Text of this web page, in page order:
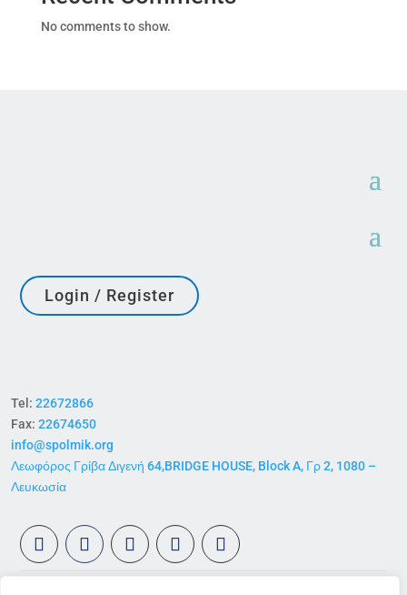
No comments to show.
Login / Register
Tel:22672866
Fax:22674650
info@spolmik.org
Λεωφόρος Γρίβα Διγενή 64,BRIDGE HOUSE, Block A, Γρ 2, 1080 –
Λευκωσία